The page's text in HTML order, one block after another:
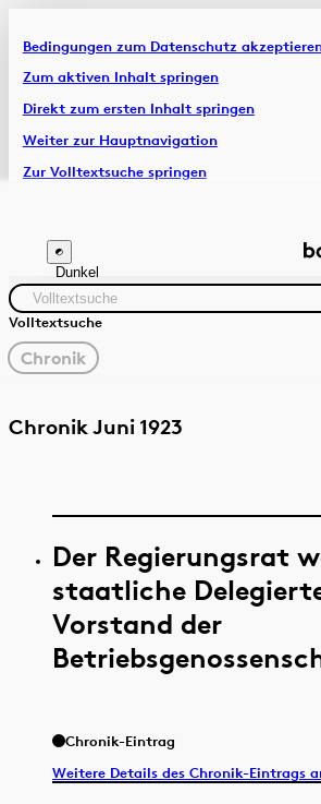
Bedingungen zum Datenschutz
Zum aktiven Inhalt springen
Direkt zum ersten Inhalt springen
Weiter zur Hauptnavigation
Zur Volltextsuche springen
Artikel &
Chronik
Dunkel
Volltextsuche
gewählter
Filter
Chronik
Quelle Zeitraum
Chronik Juni 1923
Der Regierungsrat
staatliche
Vorstand der
Chronik-Eintrag
Weitere Details des Chronik-Eintrags